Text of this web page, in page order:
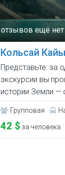
Кольсай
Представьте: за
экскурсии вы
истории Земли
Групповая
42 $ за человека